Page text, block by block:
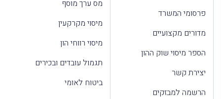
פרסומי המשרד
מדורים מקצועיים
הספר מיסוי שוק ההון
יצירת קשר
הרשמה למבזקים
מס ערך מוסף
מיסוי מקרקעין
מיסוי רווחי הון
תגמול עובדים ובכירים
ביטוח לאומי